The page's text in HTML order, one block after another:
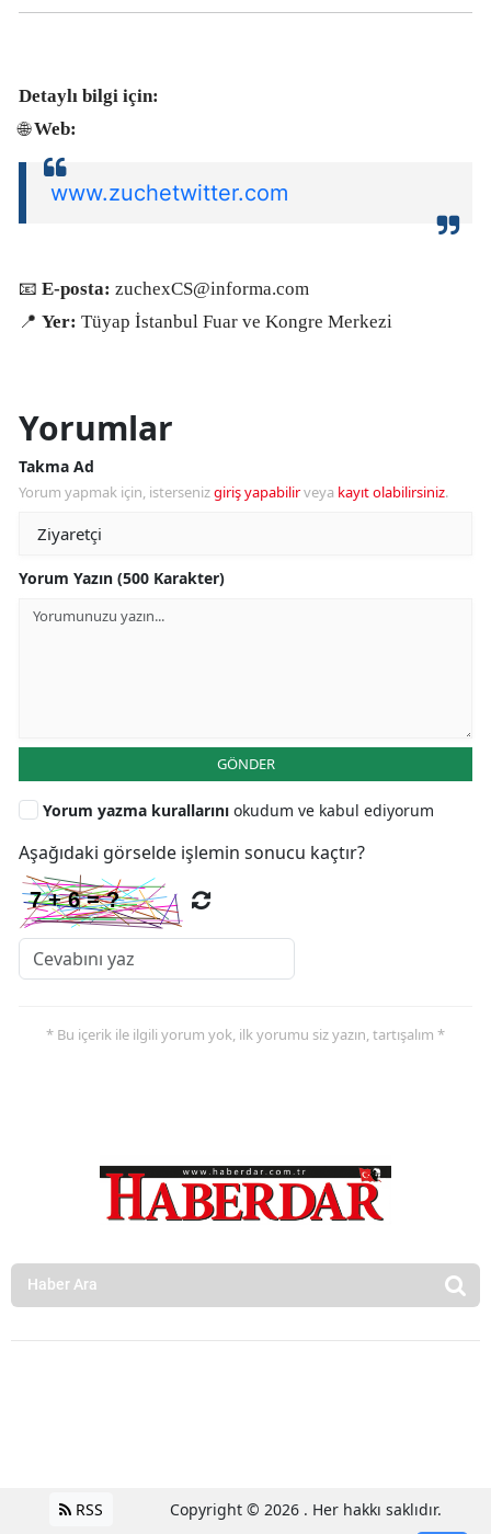
Detaylı bilgi için:
🌐 Web:
www.zuchetwitter.com
📧 E-posta: zuchexCS@informa.com
📍 Yer: Tüyap İstanbul Fuar ve Kongre Merkezi
Yorumlar
Takma Ad
Yorum yapmak için, istersenizgiriş yapabilirveya kayıt olabilirsiniz.
Yorum Yazın (500 Karakter)
GÖNDER
Yorum yazma kurallarını okudum ve kabul ediyorum
Aşağıdaki görselde işlemin sonucu kaçtır?
* Bu içerik ile ilgili yorum yok, ilk yorumu siz yazın, tartışalım *
RSS Copyright © 2026 . Her hakkı saklıdır.